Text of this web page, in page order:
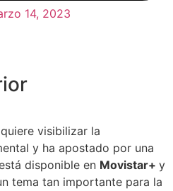
14, 2023
quiere visibilizar la
y ha apostado por una
disponible en Movistar+ y
tema tan importante para la